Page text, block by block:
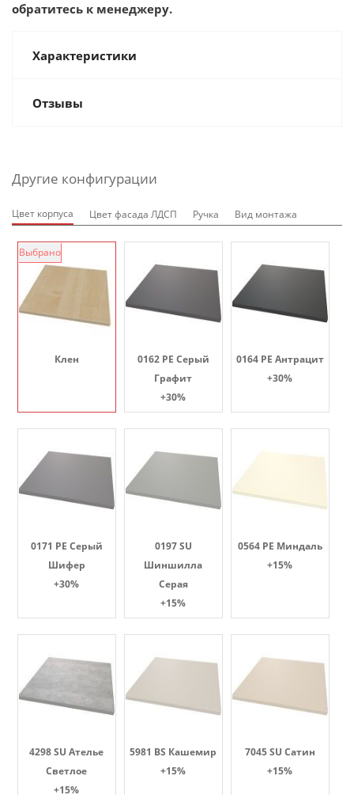
обратитесь к менеджеру.
Характеристики
Отзывы
Другие конфигурации
Цвет корпуса Цвет фасада ЛДСП Ручка Вид монтажа
Клен
Выбрано
0162 PE Серый
Графит
+30%
0164 PE Антрацит
+30%
0171 PE Серый
Шифер
+30%
0197 SU
Шиншилла
Серая
+15%
0564 PE Миндаль
+15%
4298 SU Ателье
Светлое
+15%
5981 BS Кашемир
+15%
7045 SU Сатин
+15%